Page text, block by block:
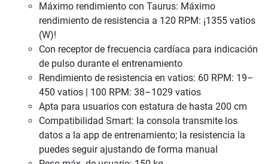
Máximo rendimiento con Taurus: Máximo
rendimiento de resistencia a 120 RPM: ¡1355 vatios
(W)!
Con receptor de frecuencia cardíaca para indicación
de pulso durante el entrenamiento
Rendimiento de resistencia en vatios: 60 RPM: 19–
450 vatios | 100 RPM: 38–1029 vatios
Apta para usuarios con estatura de hasta 200 cm
Compatibilidad Smart: la consola transmite los
datos a la app de entrenamiento; la resistencia la
puedes seguir ajustando de forma manual